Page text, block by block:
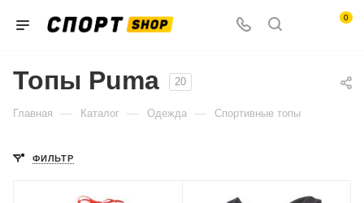
0
Топы Puma 20
Главная — Каталог — Одежда — Спортивные топы
ФИЛЬТР